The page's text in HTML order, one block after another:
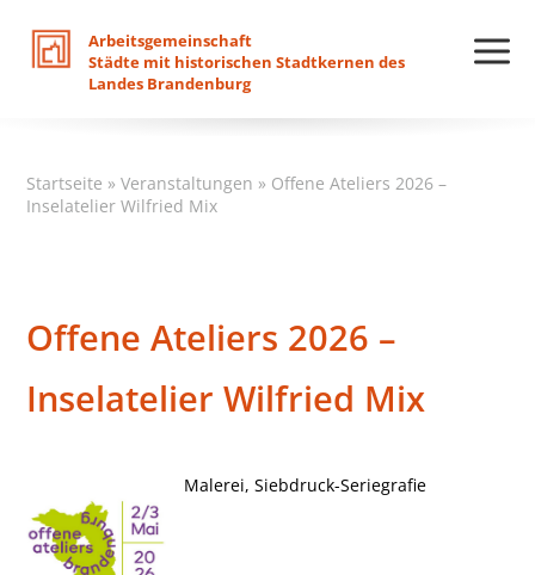
Arbeitsgemeinschaft
Städte mit historischen Stadtkernen des
Landes Brandenburg
Startseite »Veranstaltungen » Offene Ateliers 2026 –
Inselatelier Wilfried Mix
Offene Ateliers 2026 –
Inselatelier Wilfried Mix
Malerei, Siebdruck-Seriegrafie